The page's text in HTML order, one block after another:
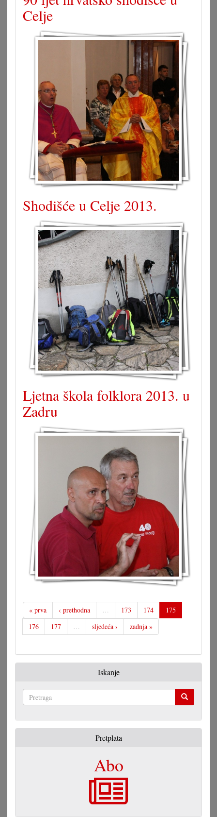
Celje
Shodišće u Celje 2013.
Ljetna škola folklora 2013. u
Zadru
« prva ‹ prethodna … 173 174
175
176
177 … sljedeća › zadnja »
Iskanje
Pretplata
Abo